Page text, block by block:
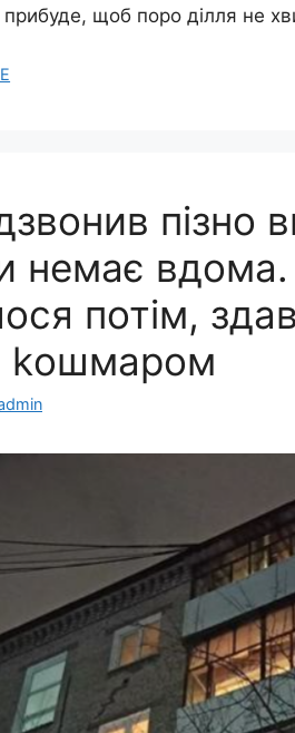
щоб поро ділля не
пізно
немає
потім,
kошмаром